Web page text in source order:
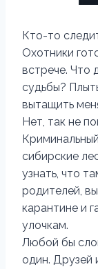
Кто-то
Охотники
встрече. Что
судьбы?
вытащить
Нет, так не
сибирские
узнать, что
родителей,
карантине и
улочкам.
Любой бы
один. Друзей